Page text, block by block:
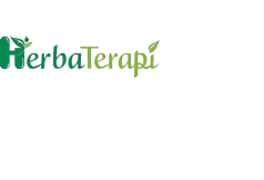
content